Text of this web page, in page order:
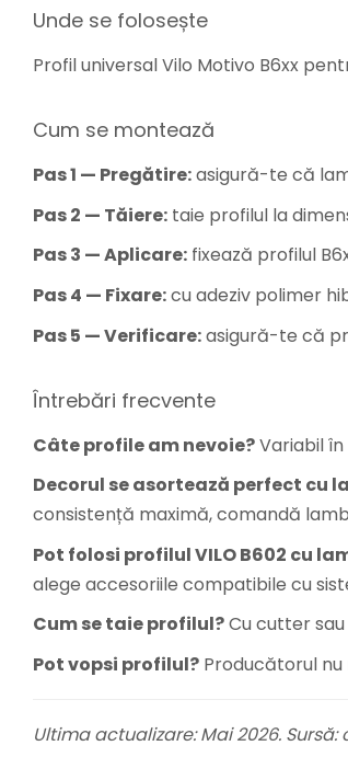
Unde se folosește
Profil universal Vilo Motivo B6xx
Cum se montează
Pas 1 — Pregătire:asigură-te că
Pas 2 — Tăiere: taie profilul la
Pas 3 — Aplicare: fixează profilul
Pas 4 — Fixare:cu adeziv polimer
Pas 5 — Verificare:asigură-te că
Întrebări frecvente
Câte profile am nevoie?Variabil
Decorul se asortează perfect cu
consistență maximă, comandă
Pot folosi profilul VILO B602 cu
alege accesoriile compatibile cu
Cum se taie profilul?Cu cutter
Pot vopsi profilul? Producătorul
Ultima actualizare: Mai 2026.